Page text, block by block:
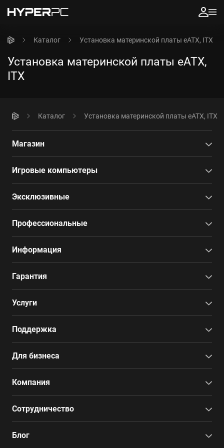
Каталог Установка материнской платы eATX, ITX
Установка материнской платы eATX,
ITX
Каталог Установка материнской платы eATX, ITX
Магазин
Игровые компьютеры
Эксклюзивные
Профессиональные
Информация
Гарантия
Услуги
Поддержка
Для бизнеса
Компания
Сотрудничество
Блог